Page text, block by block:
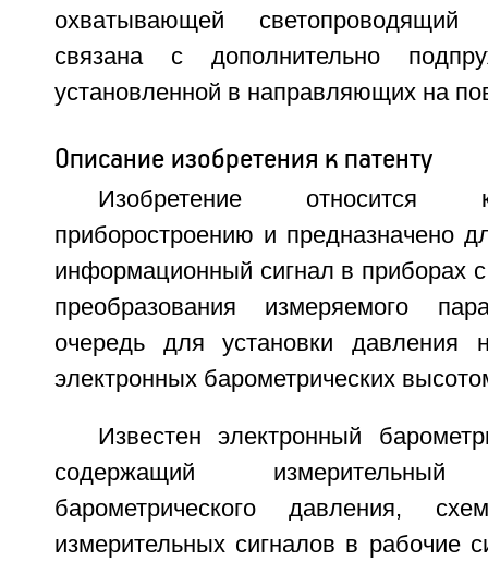
охватывающей
связана с дополнительно
установленной в направляющих на
Описание изобретения к патенту
Изобретение относится
приборостроению и предназначено
информационный сигнал в приборах
преобразования измеряемого
очередь для установки
электронных барометрических
Известен электронный
содержащий измерительный
барометрического давления,
измерительных сигналов в рабочие